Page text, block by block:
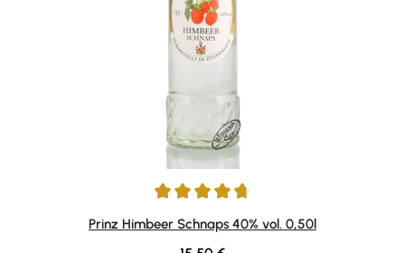
Durchschnittliche Bewertung von 4.76 von 5 Sternen
Prinz Himbeer Schnaps 40% vol. 0,50l